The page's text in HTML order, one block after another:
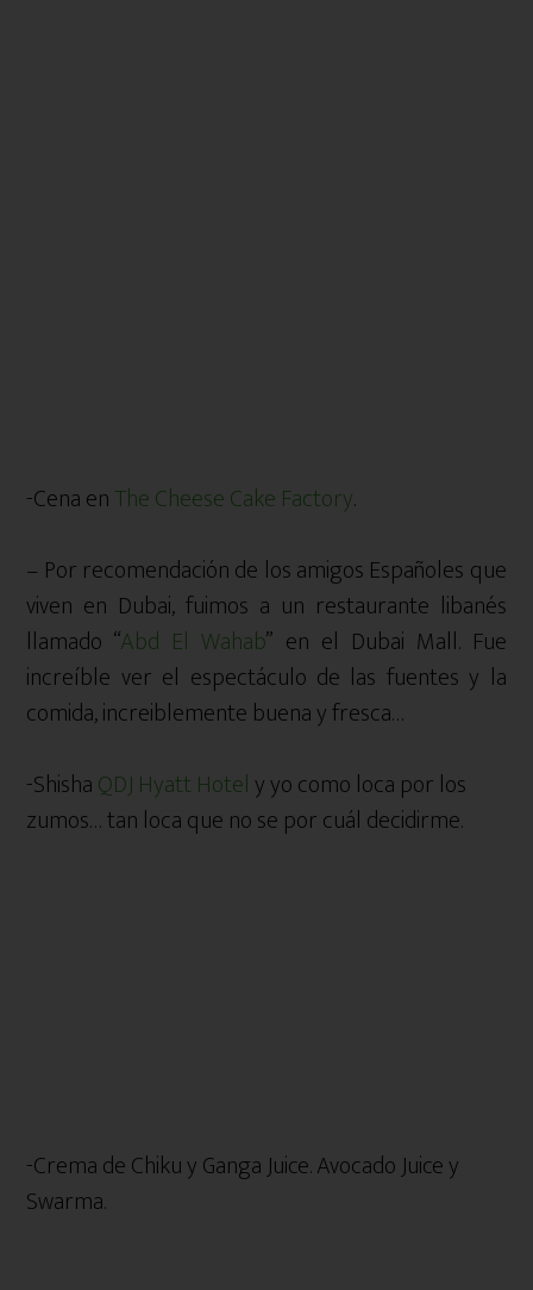
-Cena enThe Cheese Cake Factory.
– Por recomendación de los amigos Españoles que
viven en Dubai, fuimos a un restaurante libanés
llamado “Abd El Wahab” en el Dubai Mall. Fue
increíble ver el espectáculo de las fuentes y la
comida, increiblemente buena y fresca…
-ShishaQDJ Hyatt Hotely yo como loca por los
zumos… tan loca que no se por cuál decidirme.
-Crema de Chiku y Ganga Juice. Avocado Juice y
Swarma.